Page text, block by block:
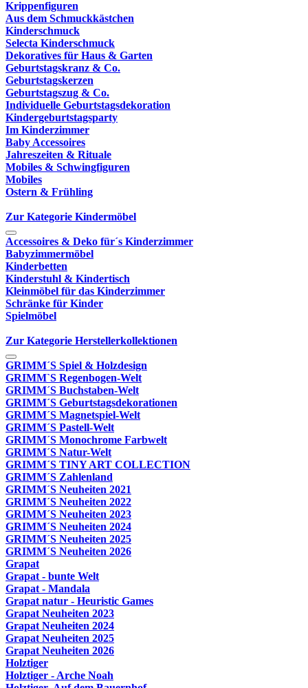
Krippenfiguren
Aus dem Schmuckkästchen
Kinderschmuck
Selecta Kinderschmuck
Dekoratives für Haus & Garten
Geburtstagskranz & Co.
Geburtstagskerzen
Geburtstagszug & Co.
Individuelle Geburtstagsdekoration
Kindergeburtstagsparty
Im Kinderzimmer
Baby Accessoires
Jahreszeiten & Rituale
Mobiles & Schwingfiguren
Mobiles
Ostern & Frühling
Zur Kategorie Kindermöbel
Accessoires & Deko für´s Kinderzimmer
Babyzimmermöbel
Kinderbetten
Kinderstuhl & Kindertisch
Kleinmöbel für das Kinderzimmer
Schränke für Kinder
Spielmöbel
Zur Kategorie Herstellerkollektionen
GRIMM´S Spiel & Holzdesign
GRIMM`S Regenbogen-Welt
GRIMM´S Buchstaben-Welt
GRIMM´S Geburtstagsdekorationen
GRIMM´S Magnetspiel-Welt
GRIMM´S Pastell-Welt
GRIMM´S Monochrome Farbwelt
GRIMM´S Natur-Welt
GRIMM´S TINY ART COLLECTION
GRIMM´S Zahlenland
GRIMM´S Neuheiten 2021
GRIMM´S Neuheiten 2022
GRIMM´S Neuheiten 2023
GRIMM´S Neuheiten 2024
GRIMM´S Neuheiten 2025
GRIMM´S Neuheiten 2026
Grapat
Grapat - bunte Welt
Grapat - Mandala
Grapat natur - Heuristic Games
Grapat Neuheiten 2023
Grapat Neuheiten 2024
Grapat Neuheiten 2025
Grapat Neuheiten 2026
Holztiger
Holztiger - Arche Noah